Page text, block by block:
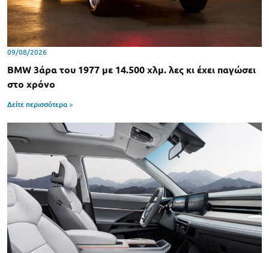
09/08/2026
BMW 3άρα του 1977 με 14.500 χλμ. λες κι έχει παγώσει
στο χρόνο
Δείτε περισσότερα >